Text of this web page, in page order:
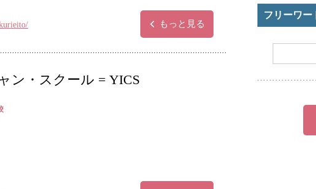
もっと見る
ン・スクール = YICS
フリーワー